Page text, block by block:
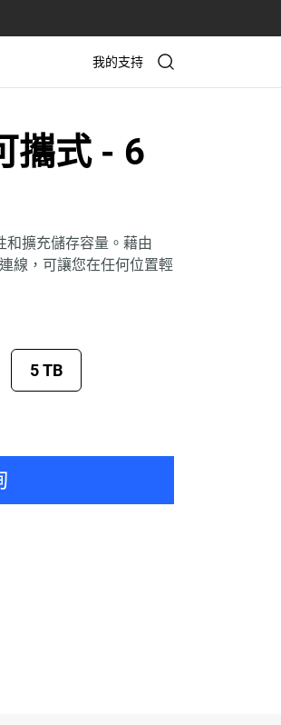
我的支持
攜式 - 6
和擴充儲存容量。藉由
線，可讓您在任何位置輕
5 TB